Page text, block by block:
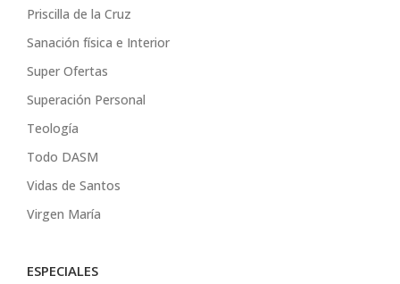
Priscilla de la Cruz
Sanación física e Interior
Super Ofertas
Superación Personal
Teología
Todo DASM
Vidas de Santos
Virgen María
ESPECIALES